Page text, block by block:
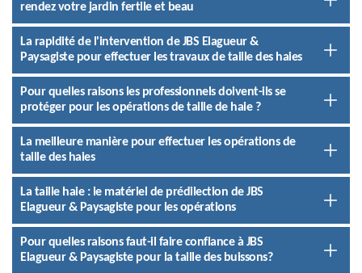
rendez votre jardin fertile et beau
La rapidité de l'intervention de JBS Elagueur &
Paysagiste pour effectuer les travaux de taille des haies
Pour quelles raisons les professionnels doivent-ils se
protéger pour les opérations de taille de haie ?
La meilleure manière pour effectuer les opérations de
taille des haies
La taille haie : le matériel de prédilection de JBS
Elagueur & Paysagiste pour les opérations
Pour quelles raisons faut-il faire confiance à JBS
Elagueur & Paysagiste pour la taille des buissons?